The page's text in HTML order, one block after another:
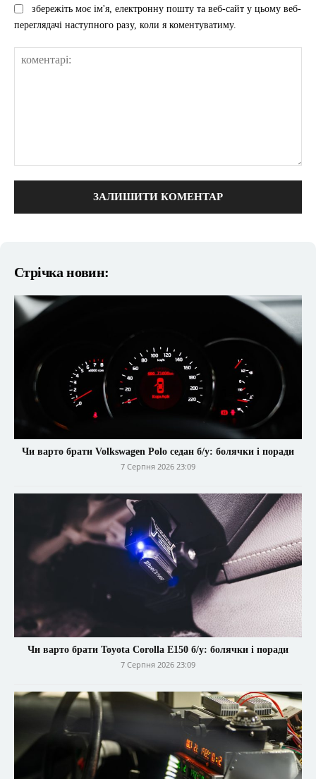
збережіть моє ім'я, електронну пошту та веб-сайт у цьому веб-
переглядачі наступного разу, коли я коментуватиму.
Стрічка новин:
Чи варто брати Volkswagen Polo седан б/у: болячки і поради
7 Серпня 2026 23:09
Чи варто брати Toyota Corolla E150 б/у: болячки і поради
7 Серпня 2026 23:09